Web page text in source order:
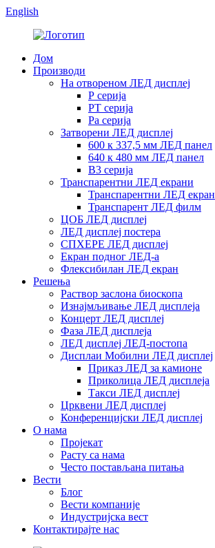
English
Дом
Производи
На отвореном ЛЕД дисплеј
Р серија
РТ серија
Ра серија
Затворени ЛЕД дисплеј
600 к 337,5 мм ЛЕД панел
640 к 480 мм ЛЕД панел
В3 серија
Транспарентни ЛЕД екрани
Транспарентни ЛЕД екран
Транспарент ЛЕД филм
ЦОБ ЛЕД дисплеј
ЛЕД дисплеј постера
СПХЕРЕ ЛЕД дисплеј
Екран подног ЛЕД-а
Флексибилан ЛЕД екран
Решења
Раствор заслона биоскопа
Изнајмљивање ЛЕД дисплеја
Концерт ЛЕД дисплеј
Фаза ЛЕД дисплеја
ЛЕД дисплеј ЛЕД-постопа
Дисплаи Мобилни ЛЕД дисплеј
Приказ ЛЕД за камионе
Приколица ЛЕД дисплеја
Такси ЛЕД дисплеј
Црквени ЛЕД дисплеј
Конференцијски ЛЕД дисплеј
О нама
Пројекат
Расту са нама
Често постављана питања
Вести
Блог
Вести компаније
Индустријска вест
Контактирајте нас